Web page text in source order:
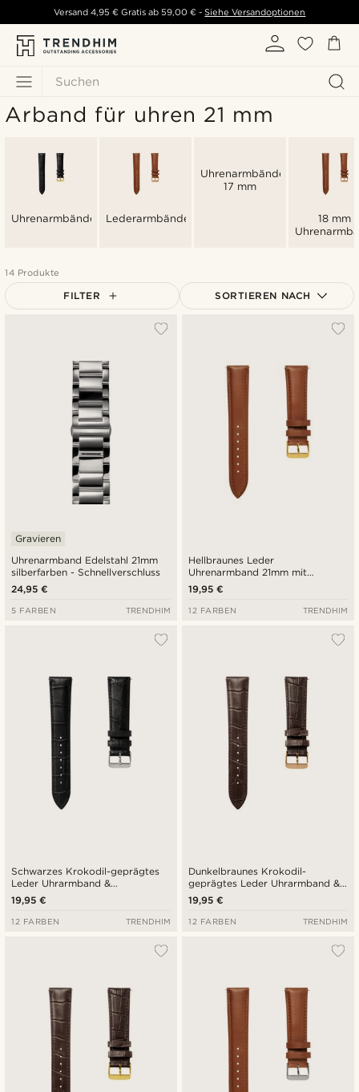
Suchen
Versand 4,95 € Gratis ab 59,00 € - Siehe Versandoptionen
Arband für uhren 21 mm
Uhrenarmbänder Lederarmbänder
Uhrenarmbänder
17 mm
18 mm
14 Produkte
FILTER SORTIEREN NACH
Niedrigster Preis
Höchster Preis
Uhrenarmband Edelstahl 21mm
silberfarben - Schnellverschluss
Gravieren
24,95 €
5 FARBEN TRENDHIM
Hellbraunes Leder
Uhrenarmband 21mm mit
goldfarbener Schließe -
Schnellverschluss
19,95 €
12 FARBEN TRENDHIM
Schwarzes Krokodil-geprägtes
Leder Uhrarmband &
silberfarbene Schließe
19,95 €
12 FARBEN TRENDHIM
Dunkelbraunes Krokodil-
geprägtes Leder Uhrarmband &
roségoldfarbene Schließe
19,95 €
12 FARBEN TRENDHIM